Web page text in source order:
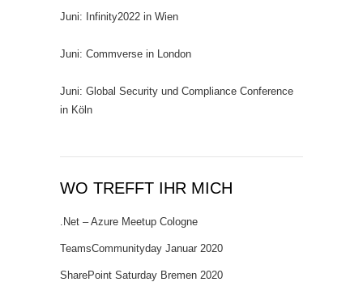
Juni: Infinity2022 in Wien
Juni: Commverse in London
Juni: Global Security und Compliance Conference
in Köln
WO TREFFT IHR MICH
.Net – Azure Meetup Cologne
TeamsCommunityday Januar 2020
SharePoint Saturday Bremen 2020